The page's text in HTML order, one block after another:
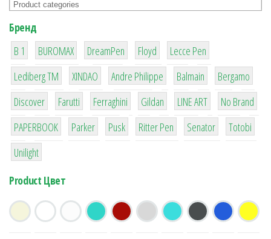
Бренд
B 1
1
BUROMAX
1
DreamPen
2
Floyd
2
Lecce Pen
3
Lediberg ТМ
3
XINDAO
1
Andre Philippe
4
Balmain
26
Bergamo
64
Discover
299
Farutti
4
Ferraghini
42
Gildan
4
LINE ART
90
No Brand
8
PAPERBOOK
6
Parker
2
Pusk
22
Ritter Pen
15
Senator
43
Totobi
1
Unilight
Product Цвет